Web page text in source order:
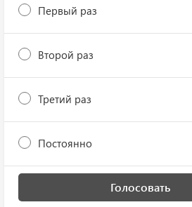
Первый раз
Второй раз
Третий раз
Постоянно
Голосовать